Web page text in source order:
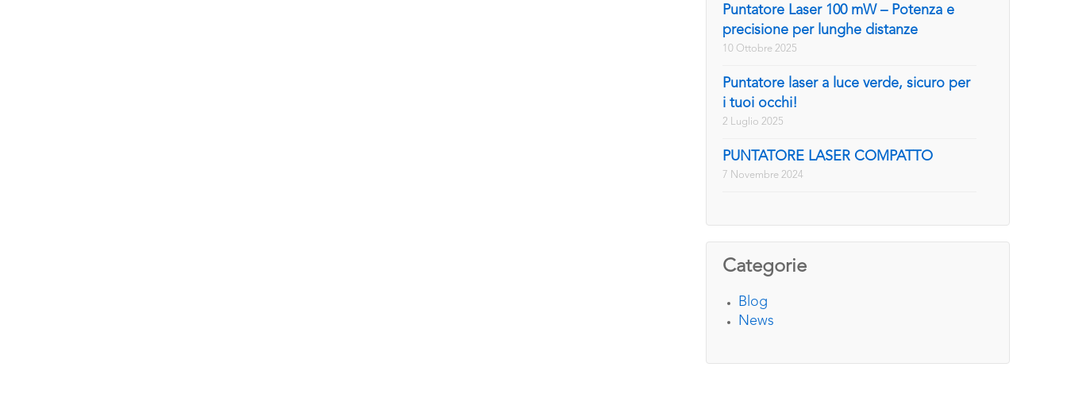
Puntatore Laser 100 mW – Potenza e
precisione per lunghe distanze
10 Ottobre 2025
Puntatore laser a luce verde, sicuro per
i tuoi occhi!
2 Luglio 2025
PUNTATORE LASER COMPATTO
7 Novembre 2024
Categorie
Blog
News